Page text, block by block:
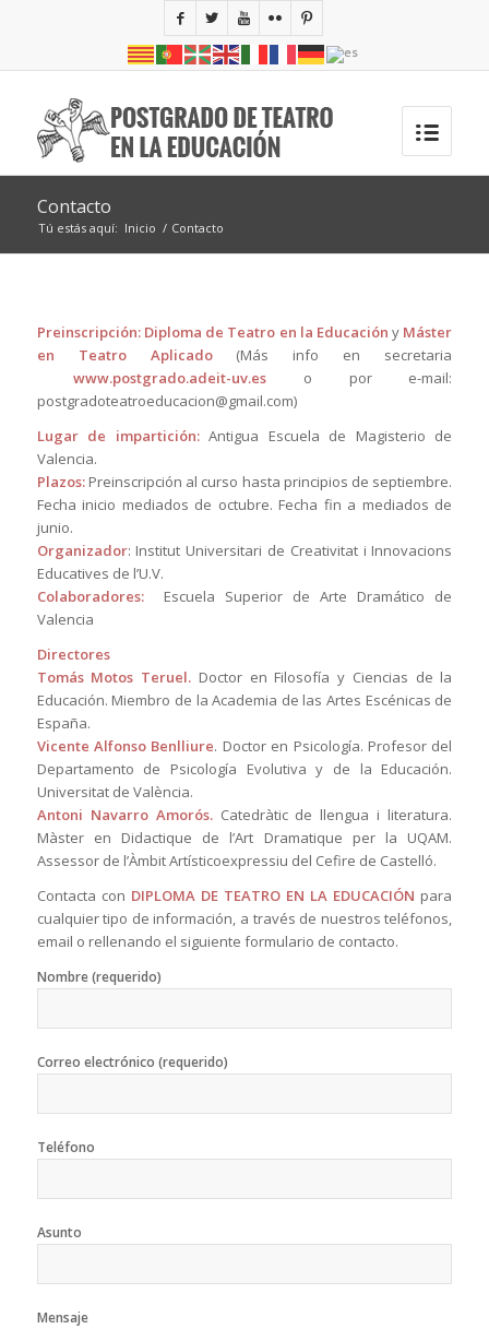
Contacto
Tú estás aquí: Inicio / Contacto
Preinscripción: Diploma de Teatro en la Educación y Máster
en Teatro Aplicado(Más info en secretaria
www.postgrado.adeit-uv.es o por e-mail:
postgradoteatroeducacion@gmail.com)
Lugar de impartición:Antigua Escuela de Magisterio de
Valencia.
Plazos: Preinscripción al curso hasta principios de septiembre.
Fecha inicio mediados de octubre. Fecha fin a mediados de
junio.
Organizador: Institut Universitari de Creativitat i Innovacions
Educatives de l’U.V.
Colaboradores:Escuela Superior de Arte Dramático de
Valencia
Directores
Tomás Motos Teruel. Doctor en Filosofía y Ciencias de la
Educación. Miembro de la Academia de las Artes Escénicas de
España.
Vicente Alfonso Benlliure. Doctor en Psicología. Profesor del
Departamento de Psicología Evolutiva y de la Educación.
Universitat de València.
Antoni Navarro Amorós. Catedràtic de llengua i literatura.
Màster en Didactique de l’Art Dramatique per la UQAM.
Assessor de l’Àmbit Artísticoexpressiu del Cefire de Castelló.
Contacta con DIPLOMA DE TEATRO EN LA EDUCACIÓN para
cualquier tipo de información, a través de nuestros teléfonos,
email o rellenando el siguiente formulario de contacto.
Nombre (requerido)
Correo electrónico (requerido)
Teléfono
Asunto
Mensaje